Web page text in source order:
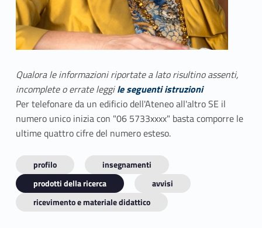
Qualora le informazioni riportate a lato risultino assenti,
incomplete o errate leggile seguenti istruzioni
Per telefonare da un edificio dell'Ateneo all'altro SE il
numero unico inizia con "06 5733xxxx" basta comporre le
ultime quattro cifre del numero esteso.
profilo
insegnamenti
prodotti della ricerca
avvisi
ricevimento e materiale didattico